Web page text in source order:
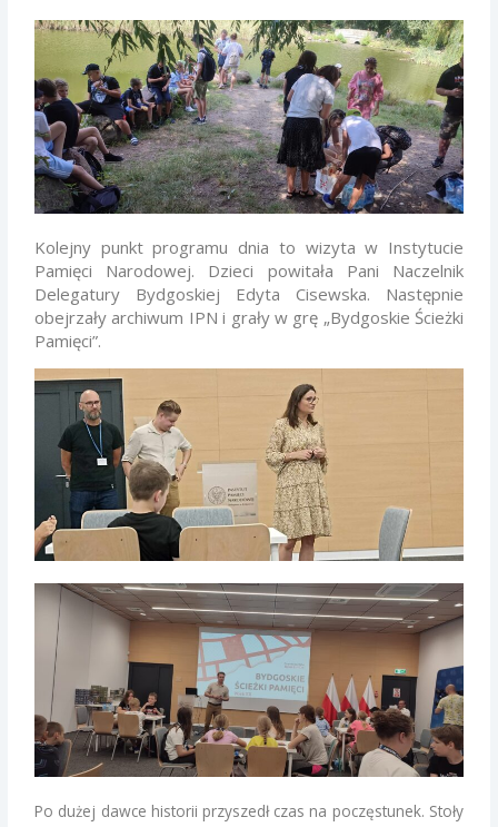
Kolejny punkt programu dnia to wizyta w Instytucie
Pamięci Narodowej. Dzieci powitała Pani Naczelnik
Delegatury Bydgoskiej Edyta Cisewska. Następnie
obejrzały archiwum IPN i grały w grę „Bydgoskie Ścieżki
Pamięci”.
Po dużej dawce historii przyszedł czas na poczęstunek. Stoły